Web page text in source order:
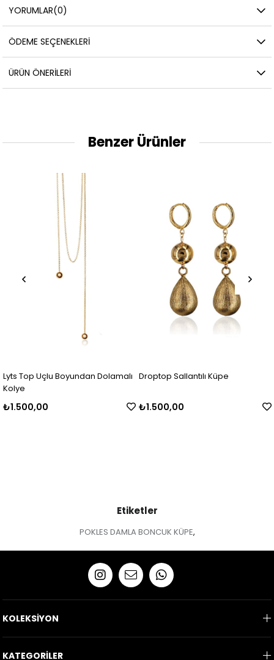
YORUMLAR(0)
ÖDEME SEÇENEKLERI
ÜRÜN ÖNERILERI
Benzer Ürünler
Boyundan Dolamalı Droptop Sallantılı Küpe
₺1.500,00
Etiketler
POKLES DAMLA BONCUK KÜPE,
KOLEKSİYON
KATEGORİLER